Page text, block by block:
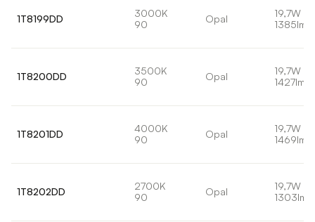
1T8199DD
3000K
90
Opal
19,7W
1385lm
1T8200DD
3500K
90
Opal
19,7W
1427lm
1T8201DD
4000K
90
Opal
19,7W
1469lm
1T8202DD
2700K
90
Opal
19,7W
1303lm